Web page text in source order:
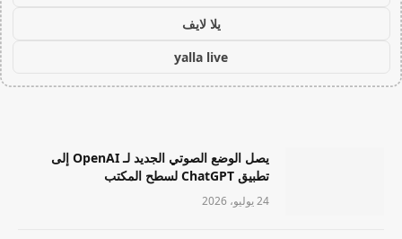
يلا لايف
yalla live
يصل الوضع الصوتي الجديد لـ OpenAI إلى
تطبيق ChatGPT لسطح المكتب
24 يوليو، 2026